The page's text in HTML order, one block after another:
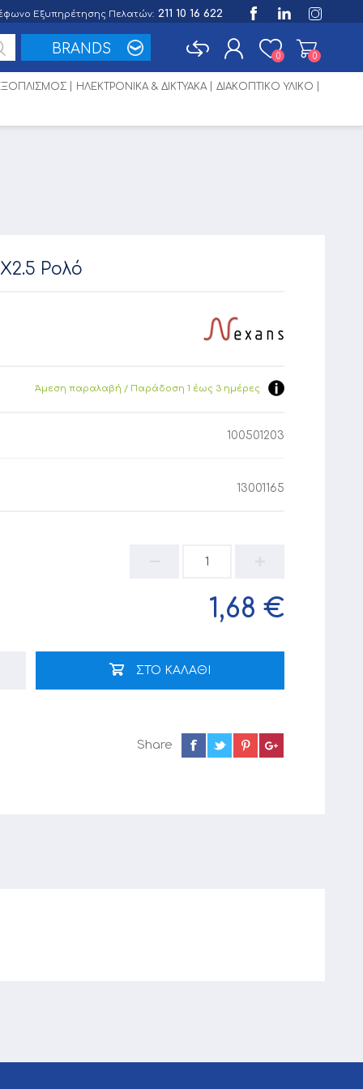
Εξυπηρέτησης Πελατών: 211 10 16 622
BRANDS 0 0
ΗΛΕΚΤΡΟΝΙΚΑ & ΔΙΚΤΥΑΚΑ ΔΙΑΚΟΠΤΙΚΟ ΥΛΙΚΟ
Ρολό
Άμεση παραλαβή / Παράδoση 1 έως 3 ημέρες
100501203
13001165
1,68 €
ΣΤΟ ΚΑΛΑΘΙ
Share